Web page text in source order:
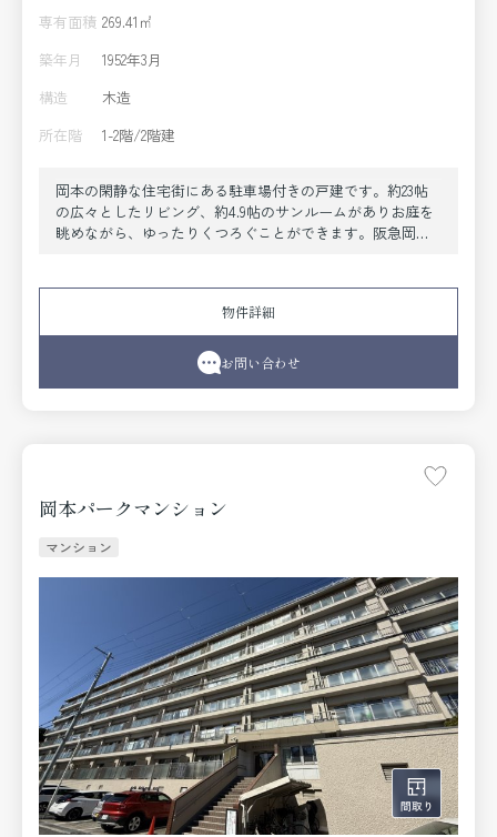
専有面積 269.41㎡
築年月
1952年3月
構造
木造
所在階
1-2階/2階建
岡本の閑静な住宅街にある駐車場付きの戸建です。約23帖
の広々としたリビング、約4.9帖のサンルームがありお庭を
眺めながら、ゆったりくつろぐことができます。阪急岡本
などもご相談下さい。
物件詳細
お問い合わせ
岡本パークマンション
マンション